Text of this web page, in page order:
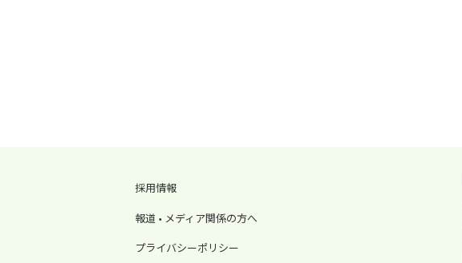
採用情報
報道 • メディア関係の方へ
プライバシーポリシー